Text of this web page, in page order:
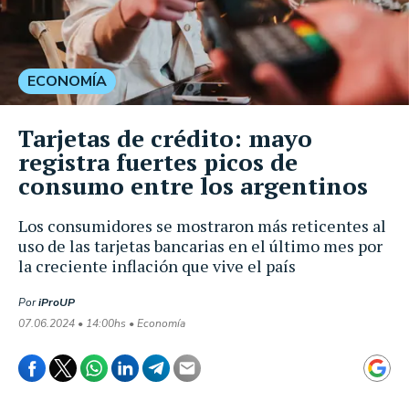
Los consumidores se mostraron más reticentes al
uso de las tarjetas bancarias en el último mes por
la creciente inflación que vive el país
PoriProUP
07.06.2024 • 14:00hs • Economía
ECONOMÍA
Tarjetas de crédito: mayo
registra fuertes picos de
consumo entre los argentinos